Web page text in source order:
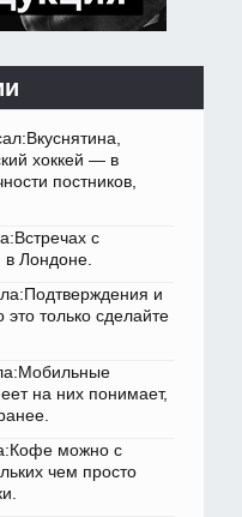
хоккей — в
постников,
с
в Лондоне.
и
только сделайте
на них понимает,
можно с
чем просто